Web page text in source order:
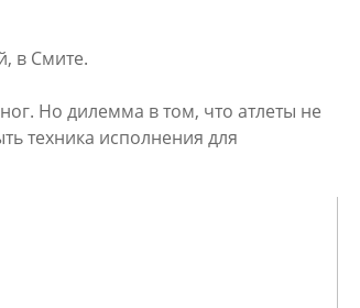
в Смите.
Но дилемма в том, что атлеты не
техника исполнения для